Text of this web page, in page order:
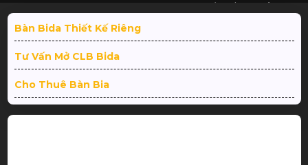
chủ
TỨC /
Hot girl bi-a Việt Nam đại náo giải thế giới, thắng liên
tiếp tạo mốc lịch sử
Bàn Bida Thiết Kế Riêng
Tư Vấn Mở CLB Bida
Cho Thuê Bàn Bia